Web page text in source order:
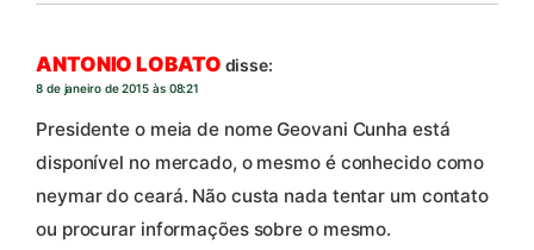
ANTONIO LOBATO disse:
8 de janeiro de 2015 às 08:21
Presidente o meia de nome Geovani Cunha está
disponível no mercado, o mesmo é conhecido como
neymar do ceará. Não custa nada tentar um contato
ou procurar informações sobre o mesmo.